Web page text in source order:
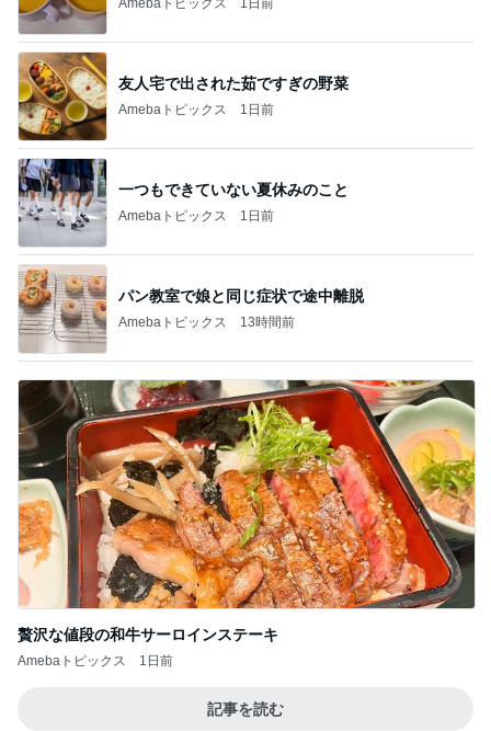
友人宅で出された茹ですぎの野菜
Amebaトピックス 1日前
一つもできていない夏休みのこと
Amebaトピックス 1日前
パン教室で娘と同じ症状で途中離脱
Amebaトピックス 13時間前
贅沢な値段の和牛サーロインステーキ
Amebaトピックス 1日前
記事を読む